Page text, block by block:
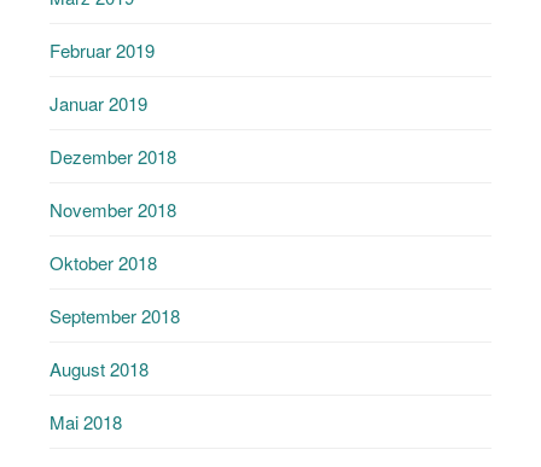
Februar 2019
Januar 2019
Dezember 2018
November 2018
Oktober 2018
September 2018
August 2018
Mai 2018